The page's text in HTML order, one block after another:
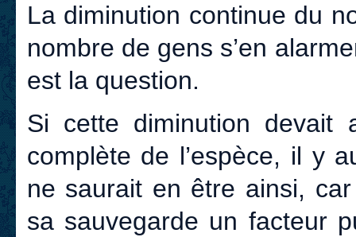
La diminution continue du
nombre de gens s’en
est la question.
Si cette diminution devait
complète de l’espèce, il y
ne saurait en être ainsi,
sa sauvegarde un facteur